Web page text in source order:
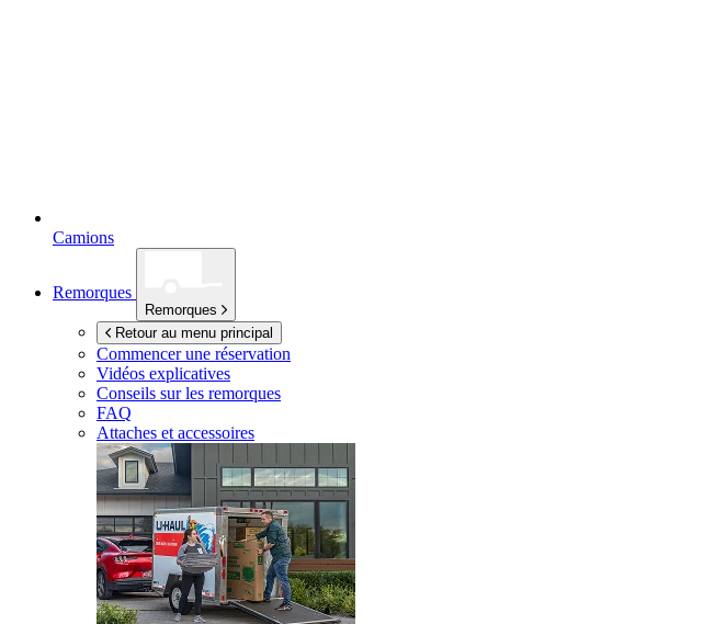
Camions
Remorques
Remorques
Retour au menu principal
Commencer une réservation
Vidéos explicatives
Conseils sur les remorques
FAQ
Attaches et accessoires